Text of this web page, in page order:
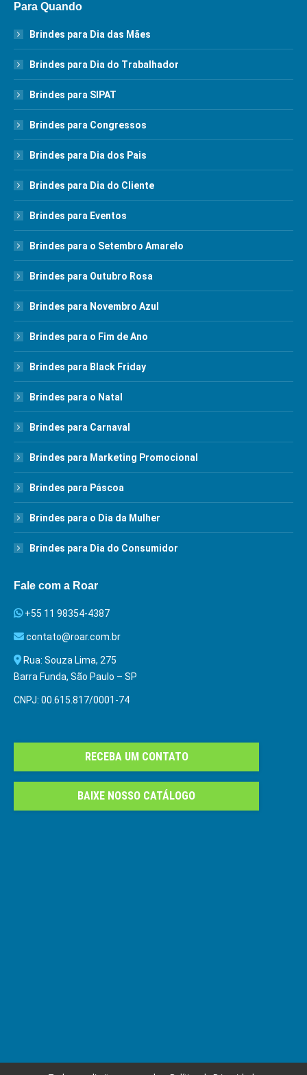
Para Quando
Brindes para Dia das Mães
Brindes para Dia do Trabalhador
Brindes para SIPAT
Brindes para Congressos
Brindes para Dia dos Pais
Brindes para Dia do Cliente
Brindes para Eventos
Brindes para o Setembro Amarelo
Brindes para Outubro Rosa
Brindes para Novembro Azul
Brindes para o Fim de Ano
Brindes para Black Friday
Brindes para o Natal
Brindes para Carnaval
Brindes para Marketing Promocional
Brindes para Páscoa
Brindes para o Dia da Mulher
Brindes para Dia do Consumidor
Fale com a Roar
+55 11 98354-4387
contato@roar.com.br
Rua: Souza Lima, 275
Barra Funda, São Paulo – SP
CNPJ: 00.615.817/0001-74
RECEBA UM CONTATO
BAIXE NOSSO CATÁLOGO